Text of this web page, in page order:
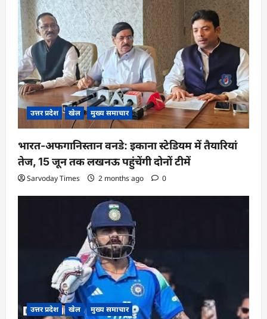
उत्तर प्रदेश खेल मुख्य समाचार
भारत-अफगानिस्तान वनडे: इकाना स्टेडियम में तैयारियां
तेज, 15 जून तक लखनऊ पहुंचेंगी दोनों टीमें
Sarvoday Times 2 months ago 0
उत्तर प्रदेश खेल मुख्य समाचार